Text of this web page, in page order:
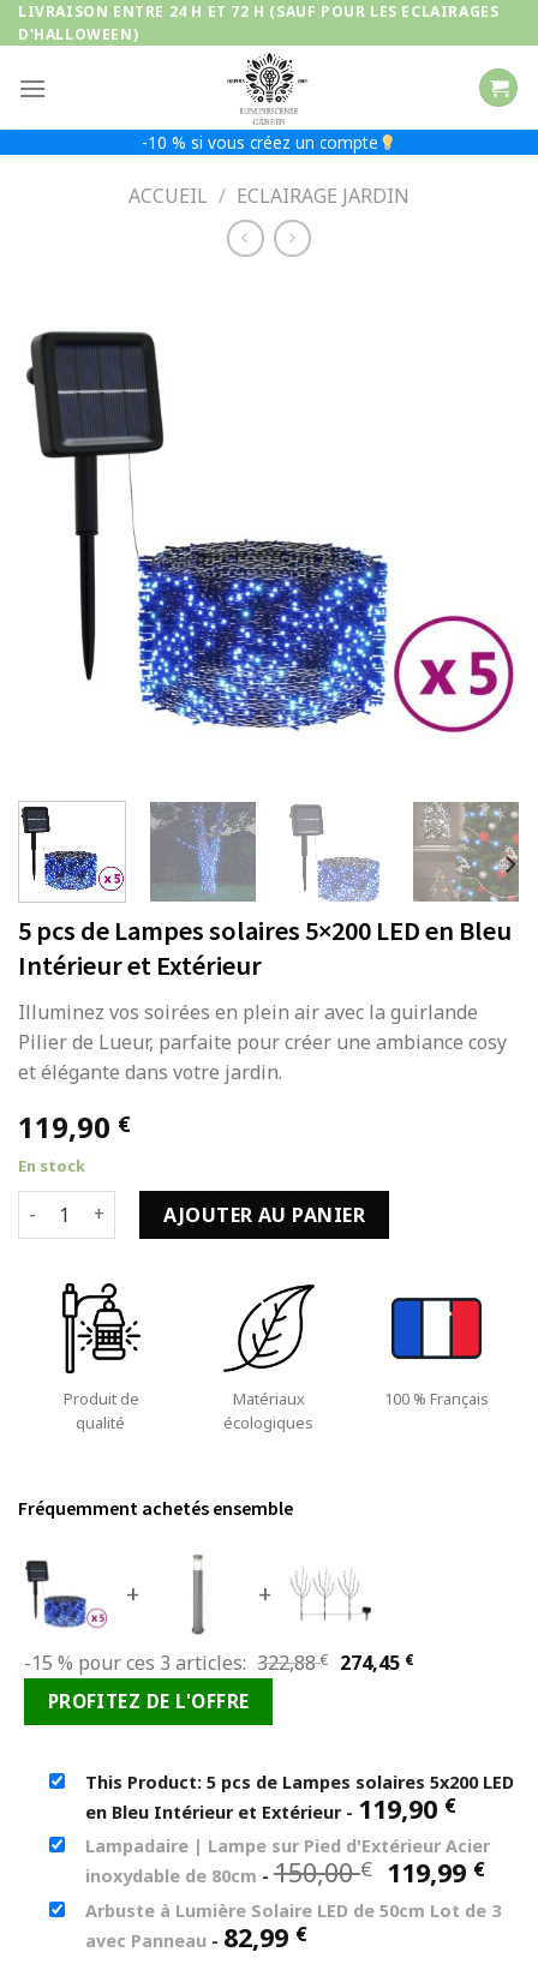
Passer
au
LIVRAISON ENTRE 24 H ET 72 H (SAUF POUR LES ECLAIRAGES
D'HALLOWEEN)
-10 % si vous créez un compte
ACCUEIL / ECLAIRAGE JARDIN
5 pcs de Lampes solaires 5×200 LED en Bleu
Intérieur et Extérieur
Illuminez vos soirées en plein air avec la guirlande
Pilier de Lueur, parfaite pour créer une ambiance cosy
et élégante dans votre jardin.
119,90 €
En stock
quantité de 5 pcs de Lampes solaires 5x200 LED en Bleu
AJOUTER AU PANIER
Produit de
qualité
Matériaux
écologiques
100 % Français
Fréquemment achetés ensemble
+ +
-15 % pour ces 3 articles: 322,88€
Le
322,88 €.
274,45 €Le
274,45 €.
PROFITEZ DE L'OFFRE
This Product: 5 pcs de Lampes solaires 5x200 LED
en Bleu Intérieur et Extérieur - 119,90 €
Lampadaire | Lampe sur Pied d'Extérieur Acier
inoxydable de 80cm -150,00€ Le
prix
initial
119,99 €Le
prix
Arbuste à Lumière Solaire LED de 50cm Lot de 3
avec Panneau - 82,99 €